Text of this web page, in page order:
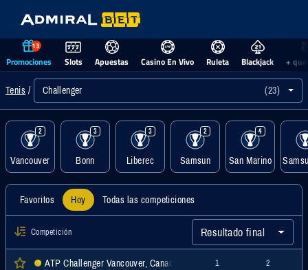
13
Promociones Slots Apuestas Casino En Vivo Ruleta Blackjack +
Tenis Challenger (23)
2
Vancouver
3
Bonn
3
Liberec
2
Samsun
4
San Marino
Favoritos Hoy Todas las competiciones
Competición Resultado final
ATP Challenger Vancouver, Canadá Indiv. Masc., Challenger
1 2